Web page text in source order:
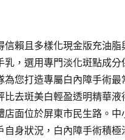
賴且多樣化現金版充油脂
，選用專門淡化斑點成分
您打造專屬白內障手術最
去斑美白輕盈透明精華液
面位於屏東市民生路。中
身狀況，白內障手術積極